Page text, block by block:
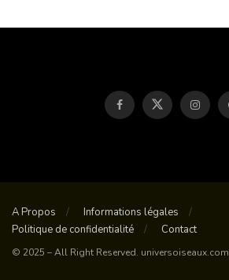
A Propos
Informations légales
Politique de confidentialité
Contact
© 2025 – All Right Reserved. universoiseaux.com